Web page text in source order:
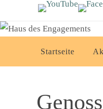
Inhalt
springen
springen
Startseite